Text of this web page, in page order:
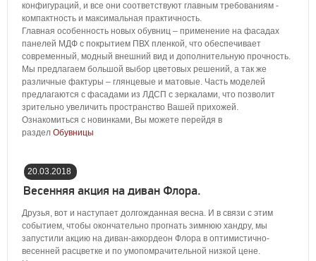
конфигураций, и все они соответствуют главным требованиям -
компактность и максимальная практичность.
Главная особенность новых обувниц – применение на фасадах
панелей МДФ с покрытием ПВХ пленкой, что обеспечивает
современный, модный внешний вид и дополнительную прочность.
Мы предлагаем большой выбор цветовых решений, а так же
различные фактуры – глянцевые и матовые. Часть моделей
предлагаются с фасадами из ЛДСП с зеркалами, что позволит
зрительно увеличить пространство Вашей прихожей.
Ознакомиться с новинками, Вы можете перейдя в
раздел Обувницы
20.03.2018
16:40:00
Весенняя акция на диван Флора.
Друзья, вот и наступает долгожданная весна. И в связи с этим
событием, чтобы окончательно прогнать зимнюю хандру, мы
запустили акцию на диван-аккордеон Флора в оптимистично-
весенней расцветке и по умопомрачительной низкой цене.